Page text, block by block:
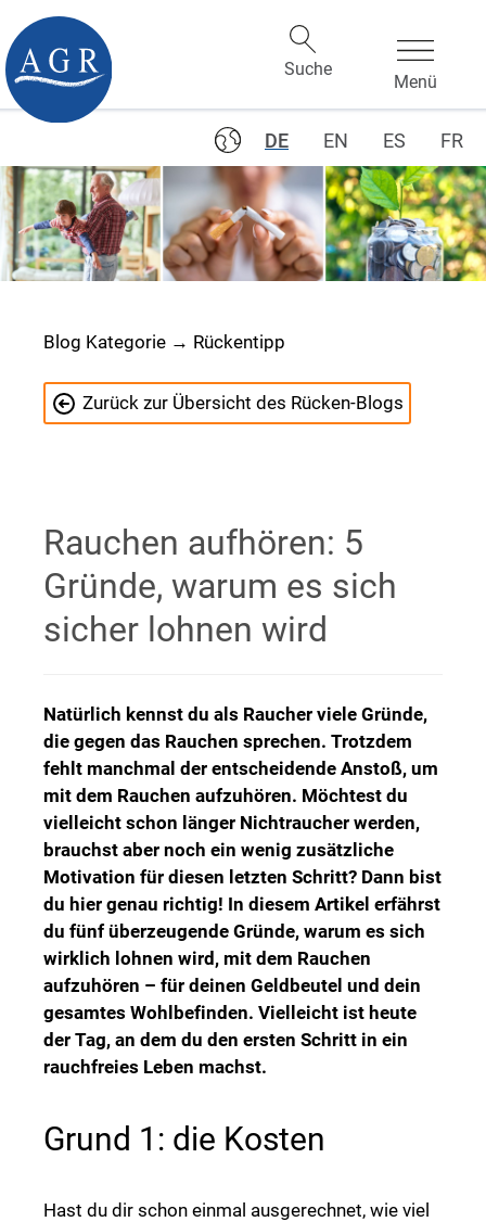
DE EN ES FR
Blog Kategorie → Rückentipp
Zurück zur Übersicht des Rücken-Blogs
Rauchen aufhören: 5
Gründe, warum es sich
sicher lohnen wird
Natürlich kennst du als Raucher viele Gründe,
die gegen das Rauchen sprechen. Trotzdem
fehlt manchmal der entscheidende Anstoß, um
mit dem Rauchen aufzuhören. Möchtest du
vielleicht schon länger Nichtraucher werden,
brauchst aber noch ein wenig zusätzliche
Motivation für diesen letzten Schritt? Dann bist
du hier genau richtig! In diesem Artikel erfährst
du fünf überzeugende Gründe, warum es sich
wirklich lohnen wird, mit dem Rauchen
aufzuhören – für deinen Geldbeutel und dein
gesamtes Wohlbefinden. Vielleicht ist heute
der Tag, an dem du den ersten Schritt in ein
rauchfreies Leben machst.
Grund 1: die Kosten
Hast du dir schon einmal ausgerechnet, wie viel